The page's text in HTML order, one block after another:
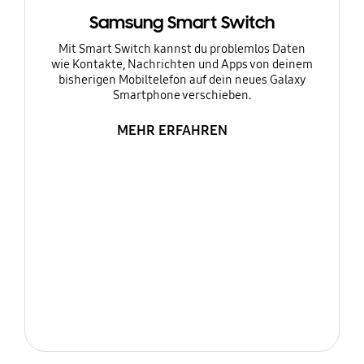
Samsung Smart Switch
Mit Smart Switch kannst du problemlos Daten
wie Kontakte, Nachrichten und Apps von deinem
bisherigen Mobiltelefon auf dein neues Galaxy
Smartphone verschieben.
MEHR ERFAHREN